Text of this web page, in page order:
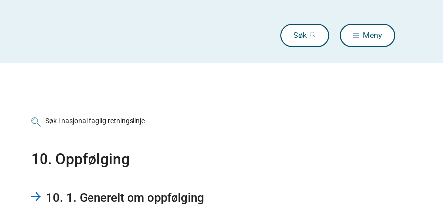
Søk Meny
Søk i nasjonal faglig retningslinje
10. Oppfølging
10. 1. Generelt om oppfølging